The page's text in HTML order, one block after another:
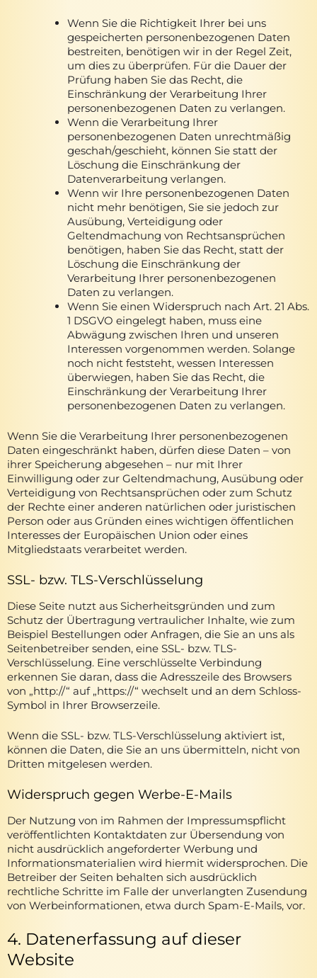
Wenn Sie die Richtigkeit Ihrer bei uns
gespeicherten personenbezogenen Daten
bestreiten, benötigen wir in der Regel Zeit,
um dies zu überprüfen. Für die Dauer der
Prüfung haben Sie das Recht, die
Einschränkung der Verarbeitung Ihrer
personenbezogenen Daten zu verlangen.
Wenn die Verarbeitung Ihrer
personenbezogenen Daten unrechtmäßig
geschah/geschieht, können Sie statt der
Löschung die Einschränkung der
Datenverarbeitung verlangen.
Wenn wir Ihre personenbezogenen Daten
nicht mehr benötigen, Sie sie jedoch zur
Ausübung, Verteidigung oder
Geltendmachung von Rechtsansprüchen
benötigen, haben Sie das Recht, statt der
Löschung die Einschränkung der
Verarbeitung Ihrer personenbezogenen
Daten zu verlangen.
Wenn Sie einen Widerspruch nach Art. 21 Abs.
1 DSGVO eingelegt haben, muss eine
Abwägung zwischen Ihren und unseren
Interessen vorgenommen werden. Solange
noch nicht feststeht, wessen Interessen
überwiegen, haben Sie das Recht, die
Einschränkung der Verarbeitung Ihrer
personenbezogenen Daten zu verlangen.
Wenn Sie die Verarbeitung Ihrer personenbezogenen
Daten eingeschränkt haben, dürfen diese Daten – von
ihrer Speicherung abgesehen – nur mit Ihrer
Einwilligung oder zur Geltendmachung, Ausübung oder
Verteidigung von Rechtsansprüchen oder zum Schutz
der Rechte einer anderen natürlichen oder juristischen
Person oder aus Gründen eines wichtigen öffentlichen
Interesses der Europäischen Union oder eines
Mitgliedstaats verarbeitet werden.
SSL- bzw. TLS-Verschlüsselung
Diese Seite nutzt aus Sicherheitsgründen und zum
Schutz der Übertragung vertraulicher Inhalte, wie zum
Beispiel Bestellungen oder Anfragen, die Sie an uns als
Seitenbetreiber senden, eine SSL- bzw. TLS-
Verschlüsselung. Eine verschlüsselte Verbindung
erkennen Sie daran, dass die Adresszeile des Browsers
von „http://“ auf „https://“ wechselt und an dem Schloss-
Symbol in Ihrer Browserzeile.
Wenn die SSL- bzw. TLS-Verschlüsselung aktiviert ist,
können die Daten, die Sie an uns übermitteln, nicht von
Dritten mitgelesen werden.
Widerspruch gegen Werbe-E-Mails
Der Nutzung von im Rahmen der Impressumspflicht
veröffentlichten Kontaktdaten zur Übersendung von
nicht ausdrücklich angeforderter Werbung und
Informationsmaterialien wird hiermit widersprochen. Die
Betreiber der Seiten behalten sich ausdrücklich
rechtliche Schritte im Falle der unverlangten Zusendung
von Werbeinformationen, etwa durch Spam-E-Mails, vor.
4. Datenerfassung auf dieser
Website